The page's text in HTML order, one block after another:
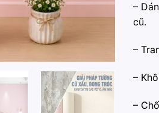
–
cũ.
–
–
–